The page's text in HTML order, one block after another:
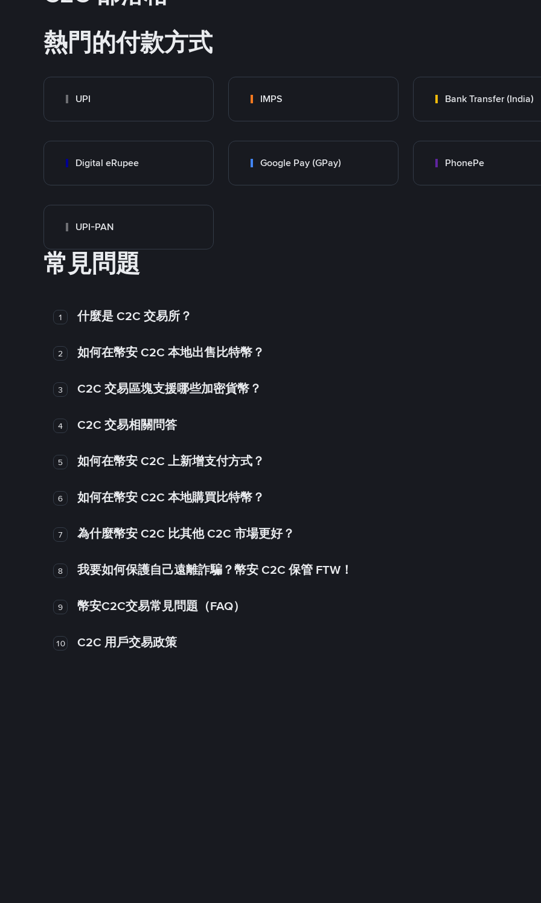
熱門的付款方式
UPI IMPS Bank Transfer (India)
Digital eRupee Google Pay (GPay) PhonePe
UPI-PAN
常見問題
1 什麼是 C2C 交易所？
2 如何在幣安 C2C 本地出售比特幣？
3 C2C 交易區塊支援哪些加密貨幣？
4 C2C 交易相關問答
5 如何在幣安 C2C 上新增支付方式？
6 如何在幣安 C2C 本地購買比特幣？
7 為什麼幣安 C2C 比其他 C2C 市場更好？
8 我要如何保護自己遠離詐騙？幣安 C2C 保管 FTW！
9 幣安C2C交易常見問題（FAQ）
10 C2C 用戶交易政策